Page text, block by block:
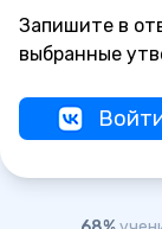
Запишите в
выбранные